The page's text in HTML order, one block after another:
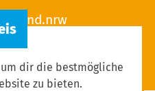
dir die bestmögliche
zu bieten.